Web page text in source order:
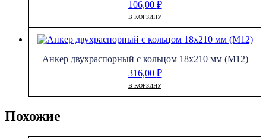
106,00 ₽
В КОРЗИНУ
Анкер двухраспорный с кольцом 18х210 мм (М12)
316,00 ₽
В КОРЗИНУ
Похожие